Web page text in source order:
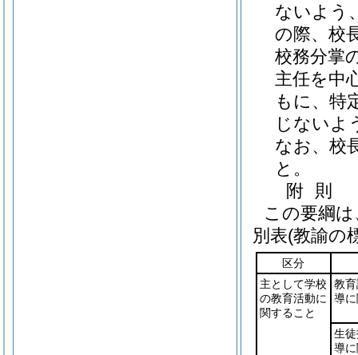
ないよう
の際、校
校務分掌
主任を中
もに、特
じないよ
なお、校
と。
附 則
この要綱
別表(教諭の
区分
主として学校
の教育活動に
関すること
教
導
生
導